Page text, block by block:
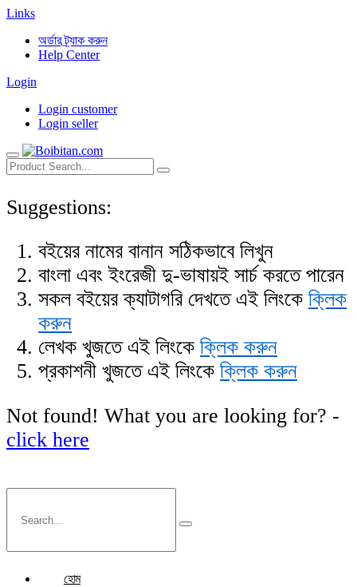
Links
অর্ডার ট্র্যাক করুন
Help Center
Login
Login customer
Login seller
Suggestions:
বইয়ের নামের বানান সঠিকভাবে লিখুন
বাংলা এবং ইংরেজী দু-ভাষায়ই সার্চ করতে পারেন
সকল বইয়ের ক্যাটাগরি দেখতে এই লিংকে ক্লিক
করুন
লেখক খুজতে এই লিংকে ক্লিক করুন
প্রকাশনী খুজতে এই লিংকে ক্লিক করুন
Not found! What you are looking for? -
click here
হোম